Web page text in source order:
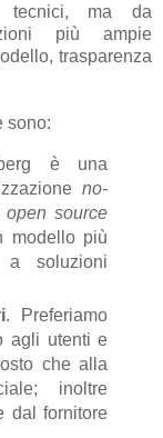
ma da
più ampie
trasparenza
sono:
è una
no-
open source
modello più
a soluzioni
. Preferiamo
agli utenti e
che alla
inoltre
dal fornitore